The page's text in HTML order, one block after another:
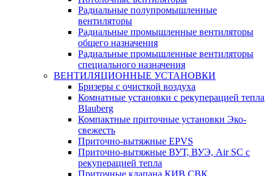
Радиальные полупромышленные
вентиляторы
Радиальные промышленные вентиляторы
общего назначения
Радиальные промышленные вентиляторы
специального назначения
ВЕНТИЛЯЦИОННЫЕ УСТАНОВКИ
Бризеры с очисткой воздуха
Комнатные установки с рекуперацией тепла
Blauberg
Компактные приточные установки Эко-
свежесть
Приточно-вытяжные EPVS
Приточно-вытяжные ВУТ, ВУЭ, Air SC с
рекуперацией тепла
Приточные клапана КИВ СВК